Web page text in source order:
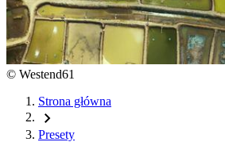
© Westend61
Strona główna
chevron_right
Presety